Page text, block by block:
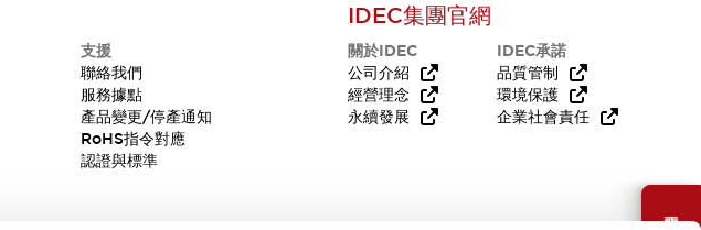
需要幫助嗎？
支援
聯絡我們
服務據點
產品變更/停產通知
RoHS指令對應
認證與標準
IDEC集團官網
關於IDEC
公司介紹
經營理念
永續發展
IDEC承諾
品質管制
環境保護
企業社會責任